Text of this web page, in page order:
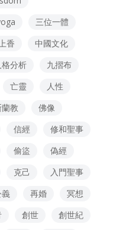
三位一體
香
中國文化
分析
九摺布
亡靈
人性
教
佛像
信經
修和聖事
偷盜
偽經
克己
入門聖事
再婚
冥想
創世
創世紀